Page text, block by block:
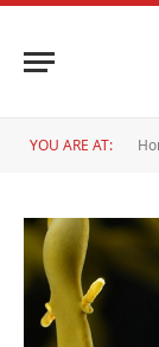
YOU ARE AT: